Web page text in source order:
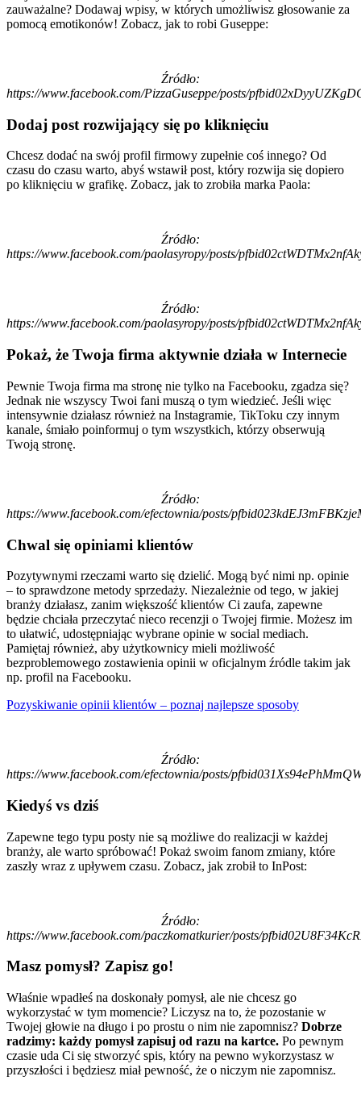
zauważalne? Dodawaj wpisy, w których umożliwisz głosowanie za
pomocą emotikonów! Zobacz, jak to robi Guseppe:
Źródło:
https://www.facebook.com/PizzaGuseppe/posts/
Dodaj post rozwijający się po kliknięciu
Chcesz dodać na swój profil firmowy zupełnie coś innego? Od
czasu do czasu warto, abyś wstawił post, który rozwija się dopiero
po kliknięciu w grafikę. Zobacz, jak to zrobiła marka Paola:
Źródło:
https://www.facebook.com/paolasyropy/posts/
Źródło:
https://www.facebook.com/paolasyropy/posts/
Pokaż, że Twoja firma aktywnie działa w Internecie
Pewnie Twoja firma ma stronę nie tylko na Facebooku, zgadza się?
Jednak nie wszyscy Twoi fani muszą o tym wiedzieć. Jeśli więc
intensywnie działasz również na Instagramie, TikToku czy innym
kanale, śmiało poinformuj o tym wszystkich, którzy obserwują
Twoją stronę.
Źródło:
https://www.facebook.com/efectownia/posts/
Chwal się opiniami klientów
Pozytywnymi rzeczami warto się dzielić. Mogą być nimi np. opinie
– to sprawdzone metody sprzedaży. Niezależnie od tego, w jakiej
branży działasz, zanim większość klientów Ci zaufa, zapewne
będzie chciała przeczytać nieco recenzji o Twojej firmie. Możesz im
to ułatwić, udostępniając wybrane opinie w social mediach.
Pamiętaj również, aby użytkownicy mieli możliwość
bezproblemowego zostawienia opinii w oficjalnym źródle takim jak
np. profil na Facebooku.
Pozyskiwanie opinii klientów – poznaj najlepsze sposoby
Źródło:
https://www.facebook.com/efectownia/posts/
Kiedyś vs dziś
Zapewne tego typu posty nie są możliwe do realizacji w każdej
branży, ale warto spróbować! Pokaż swoim fanom zmiany, które
zaszły wraz z upływem czasu. Zobacz, jak zrobił to InPost:
Źródło:
https://www.facebook.com/paczkomatkurier/posts/
Masz pomysł? Zapisz go!
Właśnie wpadłeś na doskonały pomysł, ale nie chcesz go
wykorzystać w tym momencie? Liczysz na to, że pozostanie w
Twojej głowie na długo i po prostu o nim nie zapomnisz? Dobrze
radzimy: każdy pomysł zapisuj od razu na kartce. Po pewnym
czasie uda Ci się stworzyć spis, który na pewno wykorzystasz w
przyszłości i będziesz miał pewność, że o niczym nie zapomnisz.